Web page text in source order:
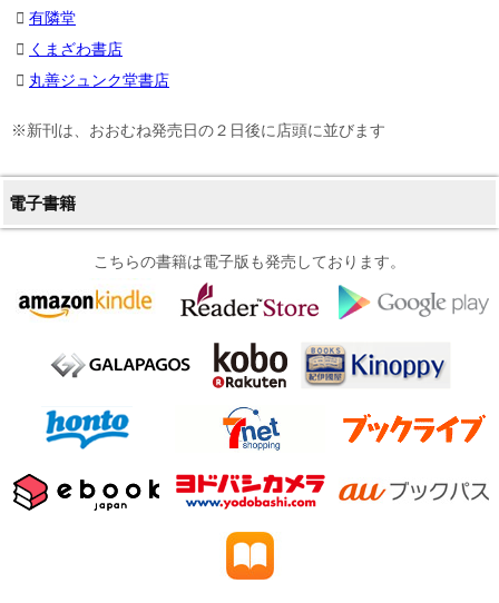
有隣堂
くまざわ書店
丸善ジュンク堂書店
※新刊は、おおむね発売日の２日後に店頭に並びます
電子書籍
こちらの書籍は電子版も発売しております。